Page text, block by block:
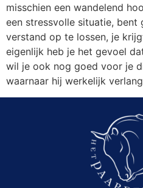
misschien een wandelend
een stressvolle situatie, bent
verstand op te lossen, je
eigenlijk heb je het gevoel
wil je ook nog goed voor je
waarnaar hij werkelijk